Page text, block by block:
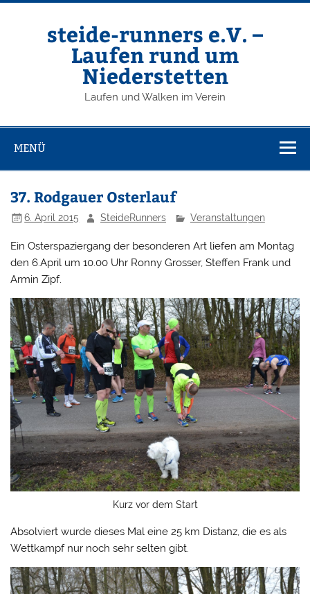
Zum
steide-runners e.V. –
Laufen rund um
Niederstetten
Laufen und Walken im Verein
MENÜ
37. Rodgauer Osterlauf
6. April 2015 SteideRunners Veranstaltungen
Ein Osterspaziergang der besonderen Art liefen am Montag
den 6.April um 10.00 Uhr Ronny Grosser, Steffen Frank und
Armin Zipf.
Kurz vor dem Start
Absolviert wurde dieses Mal eine 25 km Distanz, die es als
Wettkampf nur noch sehr selten gibt.